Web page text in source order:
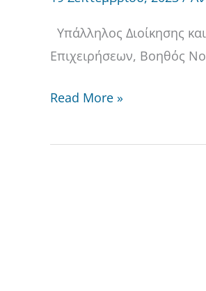
Υπάλληλος Διοίκησης
Επιχειρήσεων, Βοηθός
ΛΕΙΤΟΥΡΓΗΣΟΥΝ
ΤΟ
ΣΧΟΛ.
2023-
Read More »